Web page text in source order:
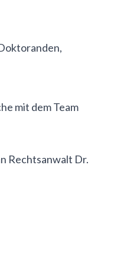
mit dem Team
Rechtsanwalt Dr.